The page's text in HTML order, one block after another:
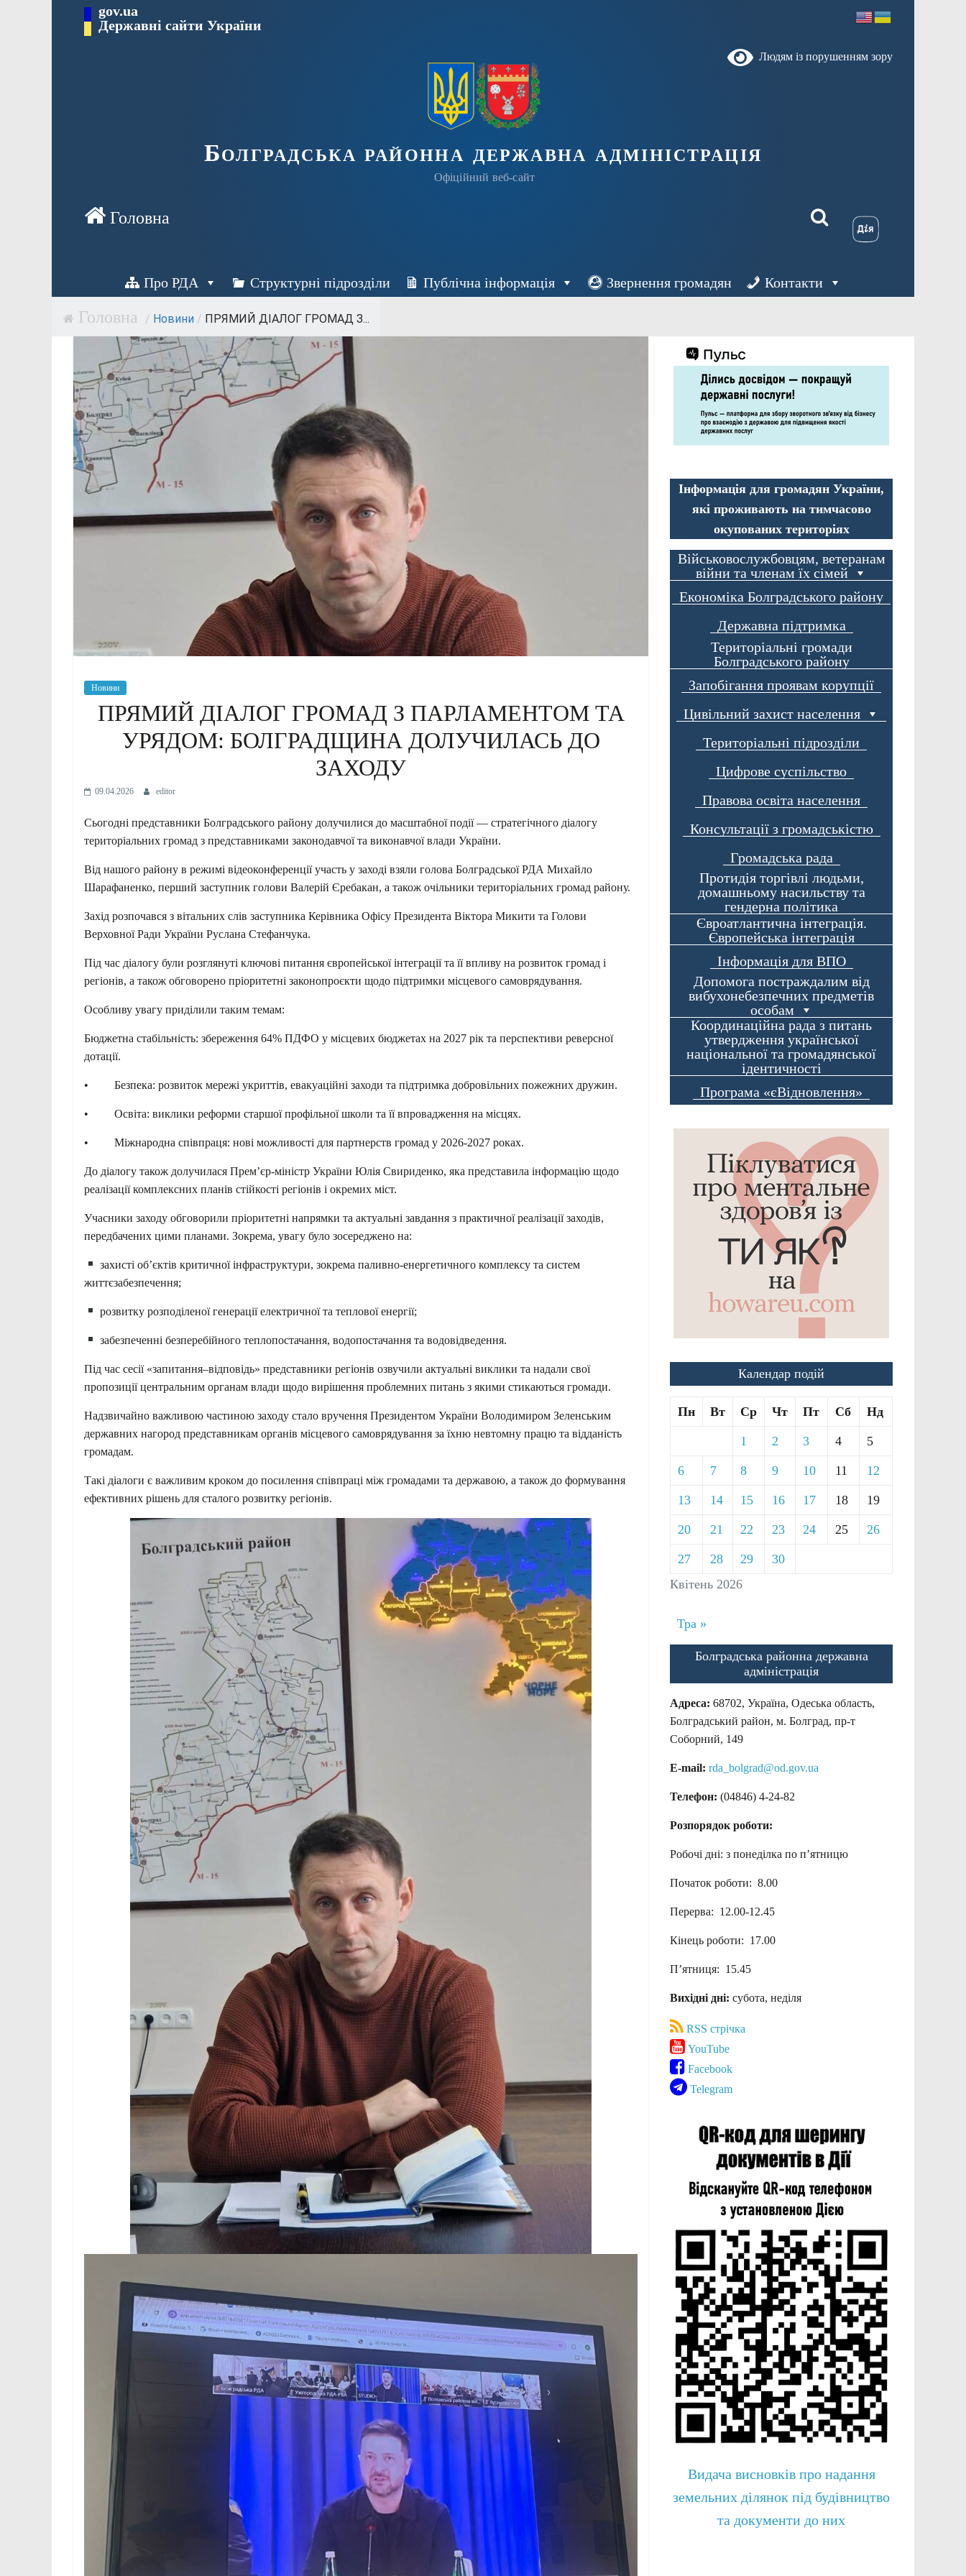
Перейти gov.ua
Державні сайти України
Людям із порушенням зору
Болградська районна державна адміністрація
Офіційний веб-сайт
Про РДА Структурні підрозділи Публічна інформація Звернення громадян Контакти
/ Новини / ПРЯМИЙ ДІАЛОГ ГРОМАД З...
Новини
ПРЯМИЙ ДІАЛОГ ГРОМАД З ПАРЛАМЕНТОМ ТА
УРЯДОМ: БОЛГРАДЩИНА ДОЛУЧИЛАСЬ ДО
ЗАХОДУ
09.04.2026 editor
Сьогодні представники Болградського району долучилися до масштабної події — стратегічного діалогу
територіальних громад з представниками законодавчої та виконавчої влади України.
Від нашого району в режимі відеоконференції участь у заході взяли голова Болградської РДА Михайло
Шарафаненко, перший заступник голови Валерій Єребакан, а також очільники територіальних громад району.
Захід розпочався з вітальних слів заступника Керівника Офісу Президента Віктора Микити та Голови
Верховної Ради України Руслана Стефанчука.
Під час діалогу були розглянуті ключові питання європейської інтеграції та її впливу на розвиток громад і
регіонів, а також обговорено пріоритетні законопроєкти щодо підтримки місцевого самоврядування.
Особливу увагу приділили таким темам:
Бюджетна стабільність: збереження 64% ПДФО у місцевих бюджетах на 2027 рік та перспективи реверсної
дотації.
• Безпека: розвиток мережі укриттів, евакуаційні заходи та підтримка добровільних пожежних дружин.
• Освіта: виклики реформи старшої профільної школи та її впровадження на місцях.
• Міжнародна співпраця: нові можливості для партнерств громад у 2026-2027 роках.
До діалогу також долучилася Прем’єр-міністр України Юлія Свириденко, яка представила інформацію щодо
реалізації комплексних планів стійкості регіонів і окремих міст.
Учасники заходу обговорили пріоритетні напрямки та актуальні завдання з практичної реалізації заходів,
передбачених цими планами. Зокрема, увагу було зосереджено на:
захисті об’єктів критичної інфраструктури, зокрема паливно-енергетичного комплексу та систем
життєзабезпечення;
розвитку розподіленої генерації електричної та теплової енергії;
забезпеченні безперебійного теплопостачання, водопостачання та водовідведення.
Під час сесії «запитання–відповідь» представники регіонів озвучили актуальні виклики та надали свої
пропозиції центральним органам влади щодо вирішення проблемних питань з якими стикаються громади.
Надзвичайно важливою частиною заходу стало вручення Президентом України Володимиром Зеленським
державних нагород представникам органів місцевого самоврядування за їхню невтомну працю та відданість
громадам.
Такі діалоги є важливим кроком до посилення співпраці між громадами та державою, а також до формування
ефективних рішень для сталого розвитку регіонів.
Інформація для громадян України,
які проживають на тимчасово
окупованих територіях
Військовослужбовцям, ветеранам
війни та членам їх сімей
Економіка Болградського району
Державна підтримка
Територіальні громади
Болградського району
Запобігання проявам корупції
Цивільний захист населення
Територіальні підрозділи
Цифрове суспільство
Правова освіта населення
Консультації з громадськістю
Громадська рада
Протидія торгівлі людьми,
домашньому насильству та
гендерна політика
Євроатлантична інтеграція.
Європейська інтеграція
Інформація для ВПО
Допомога постраждалим від
вибухонебезпечних предметів
особам
Координаційна рада з питань
утвердження української
національної та громадянської
ідентичності
Програма «єВідновлення»
Календар подій
Квітень 2026
Пн Вт Ср Чт Пт Сб Нд
1 2 3 4 5
6 7 8 9 10 11 12
13 14 15 16 17 18 19
20 21 22 23 24 25 26
27 28 29 30
Тра »
Болградська районна державна
адміністрація
Адреса: 68702, Україна, Одеська область,
Болградський район, м. Болград, пр-т
Соборний, 149
E-mail: rda_bolgrad@od.gov.ua
Телефон: (04846) 4-24-82
Розпорядок роботи:
Робочі дні: з понеділка по п’ятницю
Початок роботи: 8.00
Перерва: 12.00-12.45
Кінець роботи: 17.00
П’ятниця: 15.45
Вихідні дні: субота, неділя
RSS стрічка
YouTube
Facebook
Telegram
Видача висновків про надання
земельних ділянок під будівництво
та документи до них